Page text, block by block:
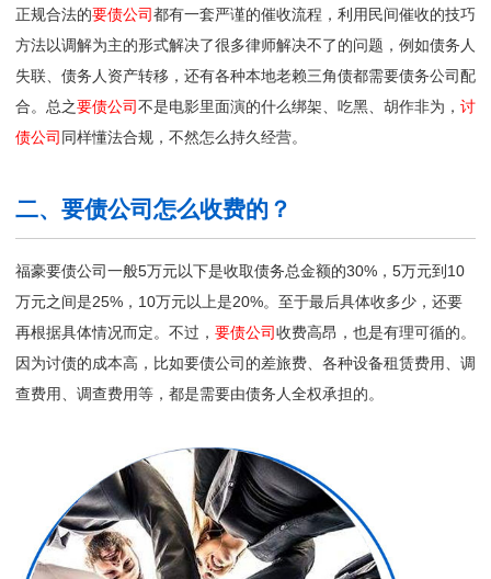
正规合法的要债公司都有一套严谨的催收流程，利用民间催收的技巧
方法以调解为主的形式解决了很多律师解决不了的问题，例如债务人
失联、债务人资产转移，还有各种本地老赖三角债都需要债务公司配
合。总之要债公司不是电影里面演的什么绑架、吃黑、胡作非为， 讨
债公司 同样懂法合规，不然怎么持久经营。
二、要债公司怎么收费的？
福豪要债公司一般5万元以下是收取债务总金额的30%，5万元到10
万元之间是25%，10万元以上是20%。至于最后具体收多少，还要
再根据具体情况而定。不过， 要债公司收费高昂，也是有理可循的。
因为讨债的成本高，比如要债公司的差旅费、各种设备租赁费用、调
查费用、调查费用等，都是需要由债务人全权承担的。